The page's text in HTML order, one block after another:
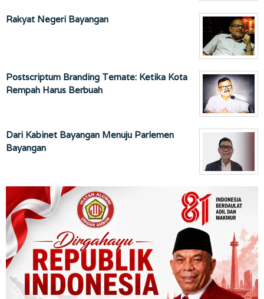
Rakyat Negeri Bayangan
Postscriptum Branding Ternate: Ketika Kota
Rempah Harus Berbuah
Dari Kabinet Bayangan Menuju Parlemen
Bayangan